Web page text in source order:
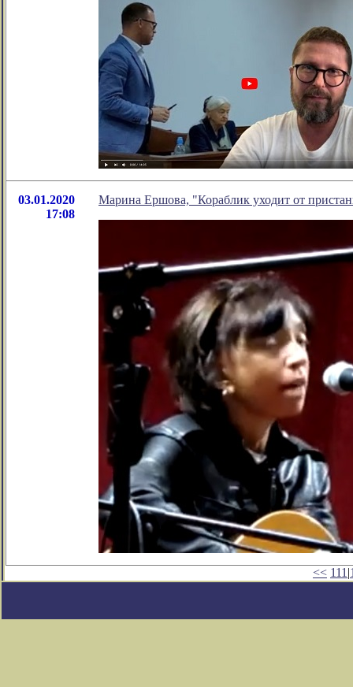
03.01.2020
17:08
Марина Ершова, "Кораблик уходит от
<< 111 |